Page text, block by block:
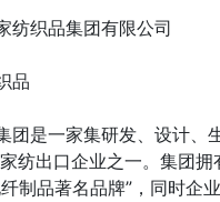
纺织品集团有限公司
品
团是一家集研发、设计
纺出口企业之一。集团拥
制品著名品牌”，同时企